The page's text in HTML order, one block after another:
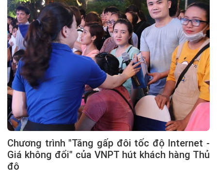
Chương trình "Tăng gấp đôi tốc độ Internet -
Giá không đổi" của VNPT hút khách hàng Thủ
đô